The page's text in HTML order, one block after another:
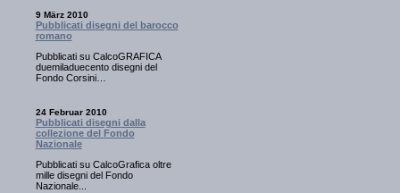
9 März 2010
Pubblicati disegni del barocco
romano
Pubblicati su CalcoGRAFICA
duemiladuecento disegni del
Fondo Corsini…
24 Februar 2010
Pubblicati disegni dalla
collezione del Fondo
Nazionale
Pubblicati su CalcoGrafica oltre
mille disegni del Fondo
Nazionale...